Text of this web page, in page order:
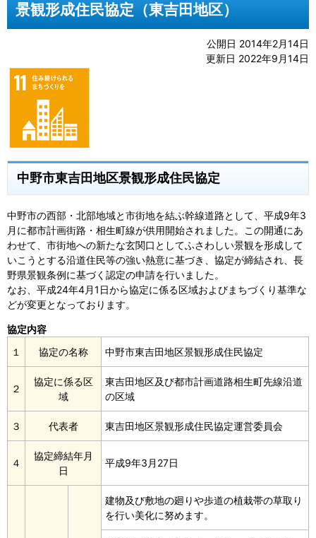
景観形成住民協定（東吉田地区）
公開日 2014年2月14日
更新日 2022年9月14日
中野市東吉田地区景観形成住民協定
中野市の西部・北部地域と市街地を結ぶ幹線道路として、平成9年3
月に都市計画街路・相生町線が供用開始されました。この開通にあ
わせて、市街地への新たな玄関口としてふさわしい景観を形成して
いこうとする沿道住民等の強い熱意に基づき、協定が締結され、長
野県景観条例に基づく認定の申請を行いました。
なお、平成24年4月1日から協定に係る区域およびまちづくり基準な
どが変更となっております。
協定内容
１
協定の名称 中野市東吉田地区景観形成住民協定
２
協定に係る区
域
東吉田地区及び都市計画道路相生町先線沿道
の区域
３ 代表者 東吉田地区景観形成住民協定運営委員会
４
協定締結年月
日
平成9年3月27日
建物及び敷地の廻りや歩道の植栽帯の草取り
を行い美化に努めます。